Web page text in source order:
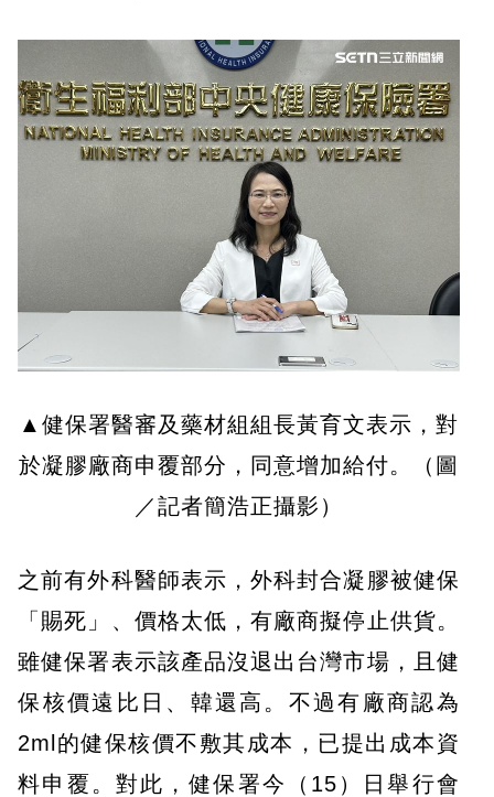
▲健保署醫審及藥材組組長黃育文表示，對
於凝膠廠商申覆部分，同意增加給付。（圖
／記者簡浩正攝影）
之前有外科醫師表示，外科封合凝膠被健保
「賜死」、價格太低，有廠商擬停止供貨。
雖健保署表示該產品沒退出台灣市場，且健
保核價遠比日、韓還高。不過有廠商認為
2ml的健保核價不敷其成本，已提出成本資
料申覆。對此，健保署今（15）日舉行會